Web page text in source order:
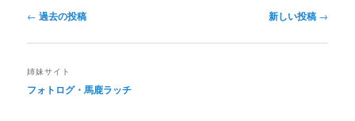
投
ナ
ゲ
ー
← 過去の投稿 新しい投稿 →
姉妹サイト
フォトログ・馬鹿ラッチ